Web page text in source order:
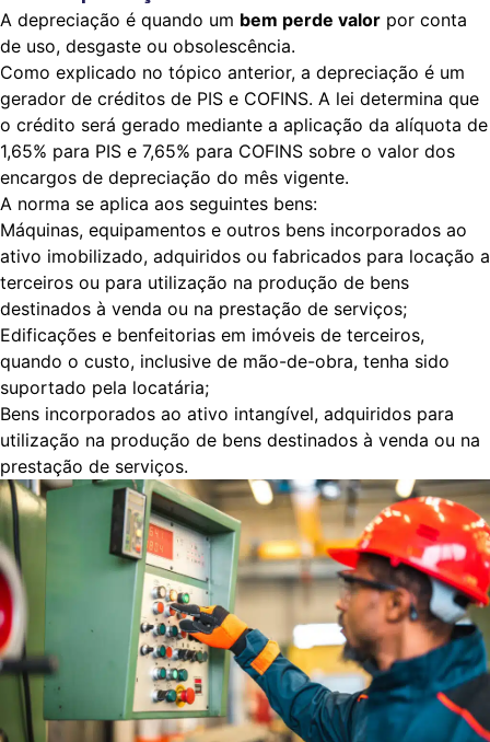
A depreciação é quando um bem perde valor por conta
de uso, desgaste ou obsolescência.
Como explicado no tópico anterior, a depreciação é um
gerador de créditos de PIS e COFINS. A lei determina que
o crédito será gerado mediante a aplicação da alíquota de
1,65% para PIS e 7,65% para COFINS sobre o valor dos
encargos de depreciação do mês vigente.
A norma se aplica aos seguintes bens:
Máquinas, equipamentos e outros bens incorporados ao
ativo imobilizado, adquiridos ou fabricados para locação a
terceiros ou para utilização na produção de bens
destinados à venda ou na prestação de serviços;
Edificações e benfeitorias em imóveis de terceiros,
quando o custo, inclusive de mão-de-obra, tenha sido
suportado pela locatária;
Bens incorporados ao ativo intangível, adquiridos para
utilização na produção de bens destinados à venda ou na
prestação de serviços.